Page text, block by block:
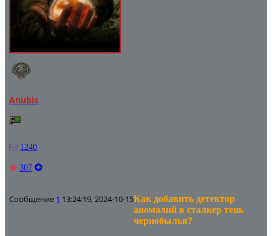
Anubis
1240
307
Сообщение 1 13:24:19, 2024-10-15Как добавить детектор
аномалий в сталкер тень
чернобылья?